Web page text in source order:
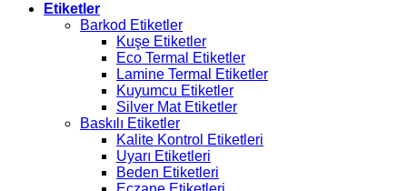
Etiketler
Barkod Etiketler
Kuşe Etiketler
Eco Termal Etiketler
Lamine Termal Etiketler
Kuyumcu Etiketler
Silver Mat Etiketler
Baskılı Etiketler
Kalite Kontrol Etiketleri
Uyarı Etiketleri
Beden Etiketleri